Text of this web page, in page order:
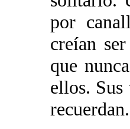
por
creían
que
ellos. Sus